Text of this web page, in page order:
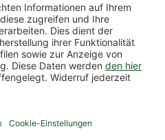
Mehrwertsteuer zzgl.Versand
sind Gutscheine und